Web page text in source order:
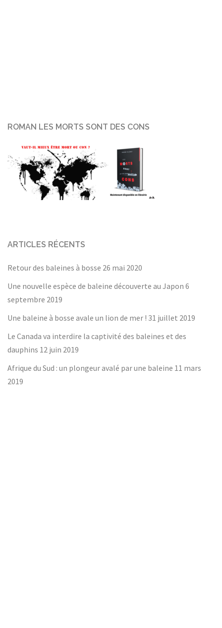
ROMAN LES MORTS SONT DES CONS
ARTICLES RÉCENTS
Retour des baleines à bosse 26 mai 2020
Une nouvelle espèce de baleine découverte au Japon 6
septembre 2019
Une baleine à bosse avale un lion de mer ! 31 juillet 2019
Le Canada va interdire la captivité des baleines et des
dauphins 12 juin 2019
Afrique du Sud : un plongeur avalé par une baleine 11 mars
2019